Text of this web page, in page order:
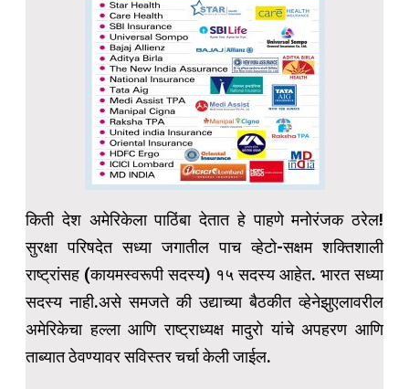
किती देश अमेरिकेला पाठिंबा देतात हे पाहणे मनोरंजक ठरेल!
सुरक्षा परिषदेत सध्या जगातील पाच व्हेटो-सक्षम शक्तिशाली
राष्ट्रांसह (कायमस्वरूपी सदस्य) १५ सदस्य आहेत. भारत सध्या
सदस्य नाही.असे समजते की उद्याच्या बैठकीत व्हेनेझुएलावरील
अमेरिकेचा हल्ला आणि राष्ट्राध्यक्ष मादुरो यांचे अपहरण आणि
ताब्यात ठेवण्यावर सविस्तर चर्चा केली जाईल.